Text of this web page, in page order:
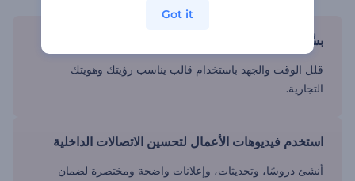
بسِّط عملية إنشاء الفيديو
قلل الوقت والجهد باستخدام قالب يناسب رؤيتك وهويتك
التجارية.
استخدم فيديوهات الأعمال لتحسين الاتصالات الداخلية
أنشئ دروسًا، وتحديثات، وإعلانات واضحة ومختصرة لضمان
Got it